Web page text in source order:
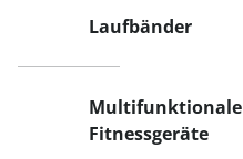
Laufbänder
Multifunktionale
Fitnessgeräte